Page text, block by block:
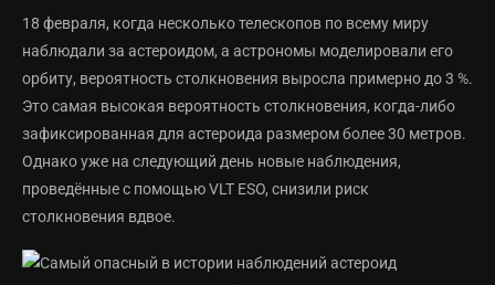
18 февраля, когда несколько телескопов по всему миру
наблюдали за астероидом, а астрономы моделировали его
орбиту, вероятность столкновения выросла примерно до 3 %.
Это самая высокая вероятность столкновения, когда-либо
зафиксированная для астероида размером более 30 метров.
Однако уже на следующий день новые наблюдения,
проведённые с помощью VLT ESO, снизили риск
столкновения вдвое.